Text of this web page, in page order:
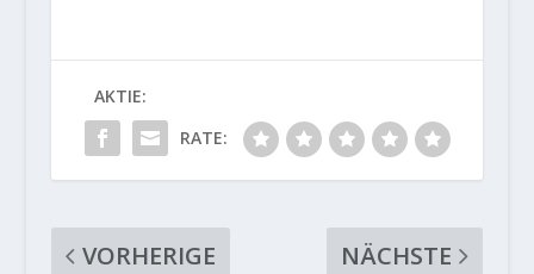
AKTIE:
RATE:
VORHERIGE
NÄCHSTE